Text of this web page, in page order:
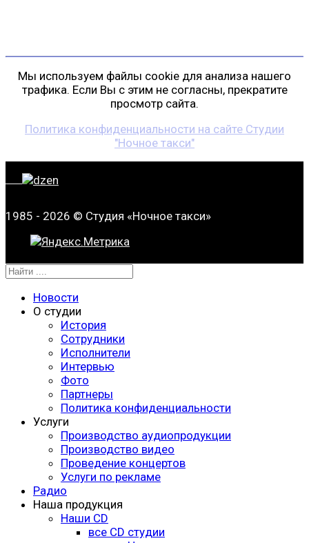
Мы используем файлы cookie для анализа нашего
трафика. Если Вы с этим не согласны, прекратите
просмотр сайта.
Политика конфиденциальности на сайте Студии
"Ночное такси"
1985 - 2026 © Студия «Ночное такси»
Новости
О студии
История
Сотрудники
Исполнители
Интервью
Фото
Партнеры
Политика конфиденциальности
Услуги
Производство аудиопродукции
Производство видео
Проведение концертов
Услуги по рекламе
Радио
Наша продукция
Наши CD
все CD студии